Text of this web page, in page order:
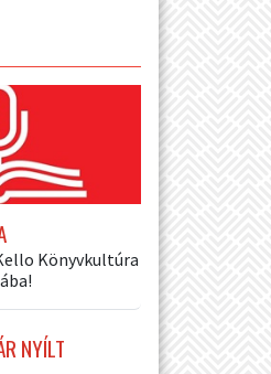
Könyvkultúra
NYÍLT